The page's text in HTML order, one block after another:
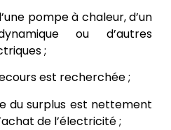
pompe à chaleur, d’un
ou d’autres
;
est recherchée ;
du surplus est nettement
de l’électricité ;